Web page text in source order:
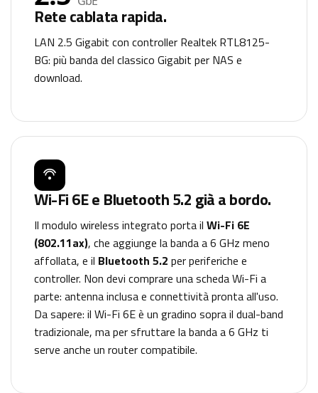
Rete cablata rapida.
LAN 2.5 Gigabit con controller Realtek RTL8125-
BG: più banda del classico Gigabit per NAS e
download.
Wi-Fi 6E e Bluetooth 5.2 già a bordo.
Il modulo wireless integrato porta il Wi-Fi 6E
(802.11ax), che aggiunge la banda a 6 GHz meno
affollata, e il Bluetooth 5.2 per periferiche e
controller. Non devi comprare una scheda Wi-Fi a
parte: antenna inclusa e connettività pronta all'uso.
Da sapere: il Wi-Fi 6E è un gradino sopra il dual-band
tradizionale, ma per sfruttare la banda a 6 GHz ti
serve anche un router compatibile.